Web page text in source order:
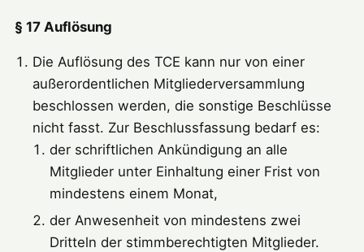
§ 17 Auflösung
Die Auflösung des TCE kann nur von einer
außerordentlichen Mitgliederversammlung
beschlossen werden, die sonstige Beschlüsse
nicht fasst. Zur Beschlussfassung bedarf es:
der schriftlichen Ankündigung an alle
Mitglieder unter Einhaltung einer Frist von
mindestens einem Monat,
der Anwesenheit von mindestens zwei
Dritteln der stimmberechtigten Mitglieder.